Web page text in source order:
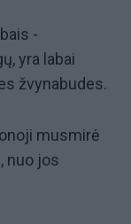
-
yra labai
žvynabudes.
musmirė
nuo jos